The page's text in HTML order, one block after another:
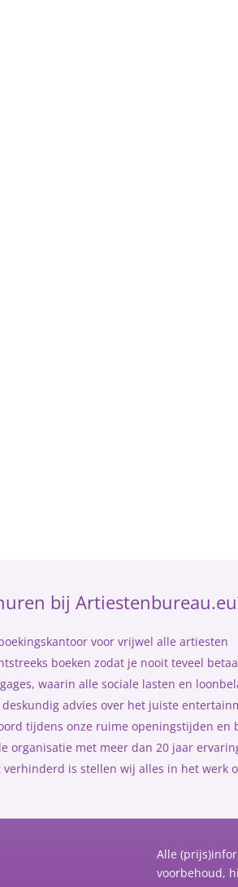
bij
voor vrijwel alle artiesten
boeken zodat je nooit teveel
waarin alle sociale lasten en
advies over het juiste
tijdens onze ruime openingstijden
organisatie met meer dan 20 jaar
is stellen wij alles in het werk
Alle
voorbehoud,